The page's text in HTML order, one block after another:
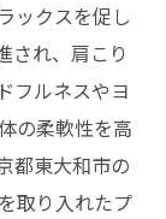
ックスを促し
され、肩こり
フルネスやヨ
の柔軟性を高
都東大和市の
取り入れたプ